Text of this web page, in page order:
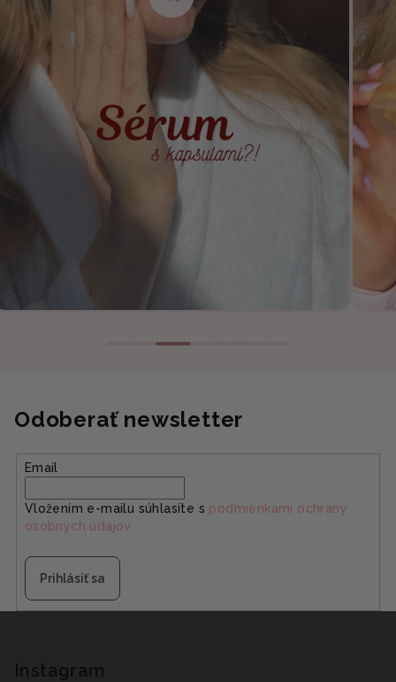
Odoberať newsletter
Email
Vložením e-mailu súhlasíte s podmienkami ochrany
osobných údajov
Prihlásiť sa
Instagram